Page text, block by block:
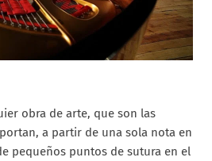
obra de arte, que son las
a partir de una sola nota en
pequeños puntos de sutura en el